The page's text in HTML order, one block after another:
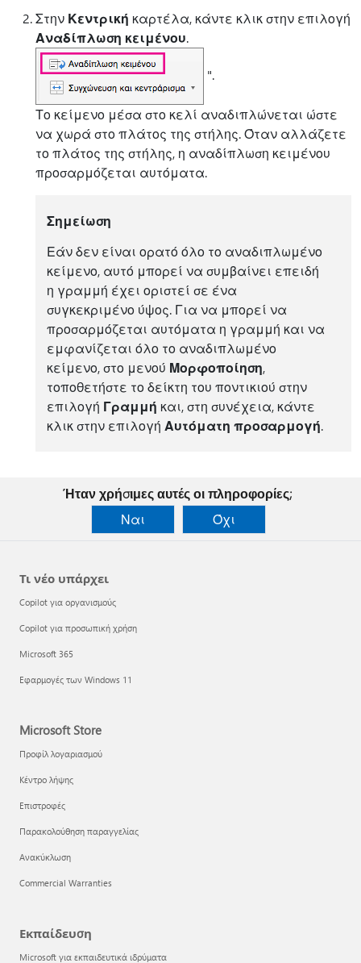
Στην Κεντρική καρτέλα, κάντε κλικ στην επιλογή
Αναδίπλωση κειμένου.
".
Το κείμενο μέσα στο κελί αναδιπλώνεται ώστε
να χωρά στο πλάτος της στήλης. Όταν αλλάζετε
το πλάτος της στήλης, η αναδίπλωση κειμένου
προσαρμόζεται αυτόματα.
Σημείωση
Εάν δεν είναι ορατό όλο το αναδιπλωμένο
κείμενο, αυτό μπορεί να συμβαίνει επειδή
η γραμμή έχει οριστεί σε ένα
συγκεκριμένο ύψος. Για να μπορεί να
προσαρμόζεται αυτόματα η γραμμή και να
εμφανίζεται όλο το αναδιπλωμένο
κείμενο, στο μενού Μορφοποίηση,
τοποθετήστε το δείκτη του ποντικιού στην
επιλογή Γραμμή και, στη συνέχεια, κάντε
κλικ στην επιλογή Αυτόματη προσαρμογή.
Ήταν χρήσιμες αυτές οι πληροφορίες;
Ναι
Όχι
Τι νέο υπάρχει
Copilot για οργανισμούς
Copilot για προσωπική χρήση
Microsoft 365
Εφαρμογές των Windows 11
Microsoft Store
Προφίλ λογαριασμού
Κέντρο λήψης
Επιστροφές
Παρακολούθηση παραγγελίας
Ανακύκλωση
Commercial Warranties
Εκπαίδευση
Microsoft για εκπαιδευτικά ιδρύματα